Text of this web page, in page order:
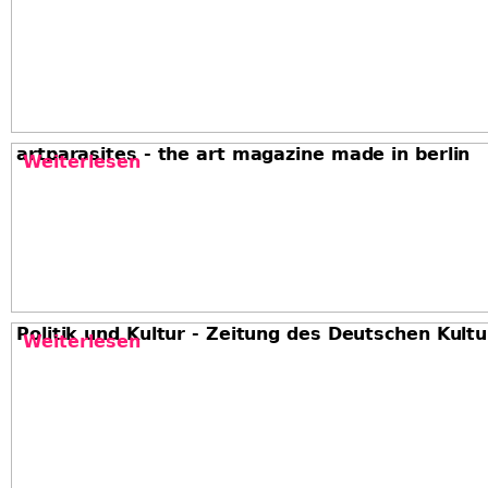
artparasites - the art magazine made in berlin
Weiterlesenüber artparasites - the art
Politik und Kultur - Zeitung des Deutschen
Weiterlesenüber Politik und Kultur - Zeitung